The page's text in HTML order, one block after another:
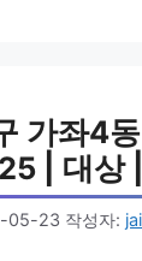
가좌4
| 대상
05-23 작성자: